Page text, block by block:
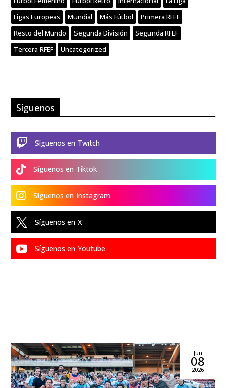
Ligas Europeas
Mundial Más Fútbol
Primera RFEF
Resto del Mundo
Segunda División
Segunda RFEF
Tercera RFEF
Uncategorized
Síguenos
 Síguenos en Twitch
 Síguenos en Tiktok
 Síguenos en Instagram
 Síguenos en X
 Síguenos en Youtube
Jun
08
2026